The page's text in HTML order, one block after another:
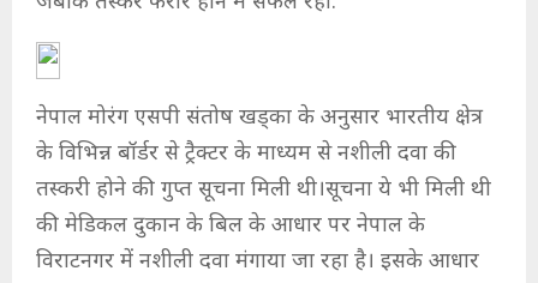
नेपाल मोरंग एसपी संतोष खड्का के अनुसार भारतीय क्षेत्र
के विभिन्न बॉर्डर से ट्रैक्टर के माध्यम से नशीली दवा की
तस्करी होने की गुप्त सूचना मिली थी।सूचना ये भी मिली थी
की मेडिकल दुकान के बिल के आधार पर नेपाल के
विराटनगर में नशीली दवा मंगाया जा रहा है। इसके आधार